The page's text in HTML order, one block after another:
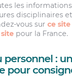
les
disciplinaires
vous surce site
pour la France.
personnel : un
pour